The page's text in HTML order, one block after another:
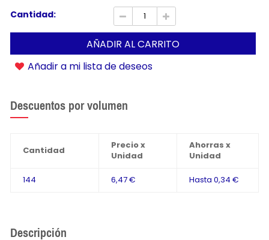
Cantidad:
AÑADIR AL CARRITO
Añadir a mi lista de deseos
Descuentos por volumen
Cantidad
Precio x
Unidad
Ahorras x
Unidad
144 6,47 € Hasta 0,34 €
Descripción